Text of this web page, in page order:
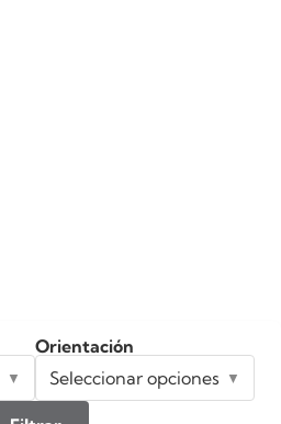
Orientación
Seleccionar opciones